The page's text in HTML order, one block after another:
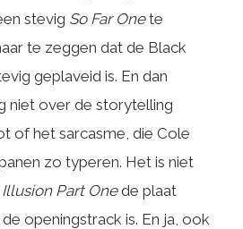
stevig So Far Onete
te zeggen dat de Black
geplaveid is. En dan
niet over de storytelling
of het sarcasme, die Cole
zo typeren. Het is niet
Illusion Part Onede plaat
de openingstrack is. En ja, ook